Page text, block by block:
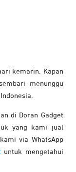
kemarin. Kapan
menunggu
di Doran Gadget
yang kami jual
via WhatsApp
untuk mengetahui